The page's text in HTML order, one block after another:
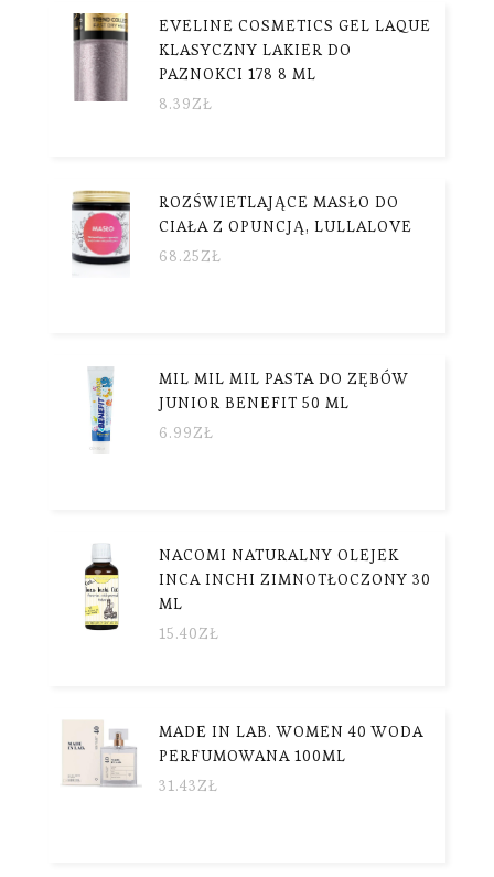
EVELINE COSMETICS GEL LAQUE
KLASYCZNY LAKIER DO
PAZNOKCI 178 8 ML
8.39ZŁ
ROZŚWIETLAJĄCE MASŁO DO
CIAŁA Z OPUNCJĄ, LULLALOVE
68.25ZŁ
MIL MIL MIL PASTA DO ZĘBÓW
JUNIOR BENEFIT 50 ML
6.99ZŁ
NACOMI NATURALNY OLEJEK
INCA INCHI ZIMNOTŁOCZONY 30
ML
15.40ZŁ
MADE IN LAB. WOMEN 40 WODA
PERFUMOWANA 100ML
31.43ZŁ